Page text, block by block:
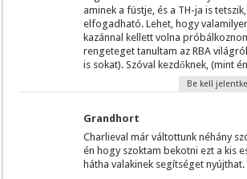
aminek a füstje, és a TH-ja is
elfogadható. Lehet, hogy
kazánnal kellett volna
rengeteget tanultam az RBA
is sokat). Szóval kezdőknek, (mint
Be kell
Grandhort
Charlieval már váltottunk néhány
én hogy szoktam bekotni ezt a kis
hátha valakinek segítséget nyújthat.